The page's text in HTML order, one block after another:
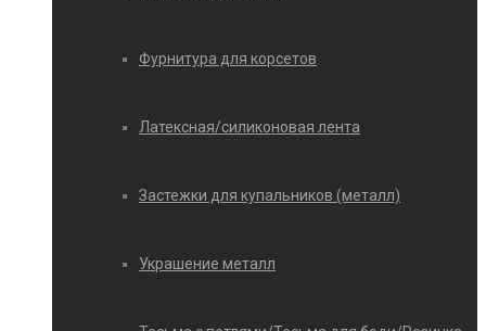
Фурнитура для корсетов
Латексная/силиконовая лента
Застежки для купальников (металл)
Украшение металл